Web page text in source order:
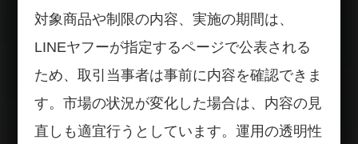
対象商品や制限の内容、実施の期間は、
LINEヤフーが指定するページで公表される
ため、取引当事者は事前に内容を確認できま
す。市場の状況が変化した場合は、内容の見
直しも適宜行うとしています。運用の透明性